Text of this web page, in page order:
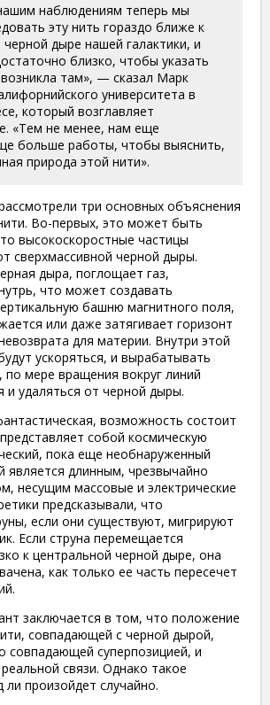
наблюдениям теперь мы
эту нить гораздо ближе к
дыре нашей галактики, и
близко, чтобы указать
там», — сказал Марк
университета в
который возглавляет
«Тем не менее, нам еще
больше работы, чтобы выяснить,
природа этой нити».
три основных объяснения
Во-первых, это может быть
высокоскоростные частицы
сверхмассивной черной дыры.
дыра, поглощает газ,
что может создавать
башню магнитного поля,
или даже затягивает горизонт
для материи. Внутри этой
ускоряться, и вырабатывать
по мере вращения вокруг линий
и удаляться от черной дыры.
возможность состоит
собой космическую
пока еще необнаруженный
является длинным, чрезвычайно
несущим массовые и электрические
предсказывали, что
если они существуют, мигрируют
Если струна перемещается
к центральной черной дыре, она
как только ее часть пересечет
заключается в том, что положение
совпадающей с черной дырой,
совпадающей суперпозицией, и
связи. Однако такое
ли произойдет случайно.